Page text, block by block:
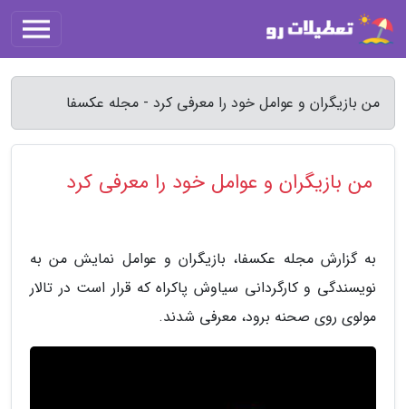
من بازیگران و عوامل خود را معرفی کرد - مجله عکسفا
من بازیگران و عوامل خود را معرفی کرد
به گزارش مجله عکسفا، بازیگران و عوامل نمایش من به
نویسندگی و کارگردانی سیاوش پاکراه که قرار است در تالار
مولوی روی صحنه برود، معرفی شدند.